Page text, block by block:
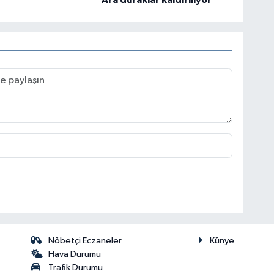
Nöbetçi Eczaneler
Hava Durumu
Trafik Durumu
Künye